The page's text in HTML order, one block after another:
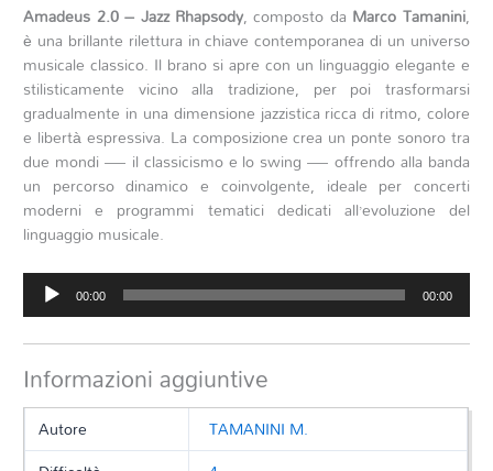
Amadeus 2.0 – Jazz Rhapsody, composto da Marco Tamanini,
è una brillante rilettura in chiave contemporanea di un universo
musicale classico. Il brano si apre con un linguaggio elegante e
stilisticamente vicino alla tradizione, per poi trasformarsi
gradualmente in una dimensione jazzistica ricca di ritmo, colore
e libertà espressiva. La composizione crea un ponte sonoro tra
due mondi — il classicismo e lo swing — offrendo alla banda
un percorso dinamico e coinvolgente, ideale per concerti
moderni e programmi tematici dedicati all’evoluzione del
linguaggio musicale.
Audio
Player
00:00 00:00
Informazioni aggiuntive
Autore
TAMANINI M.